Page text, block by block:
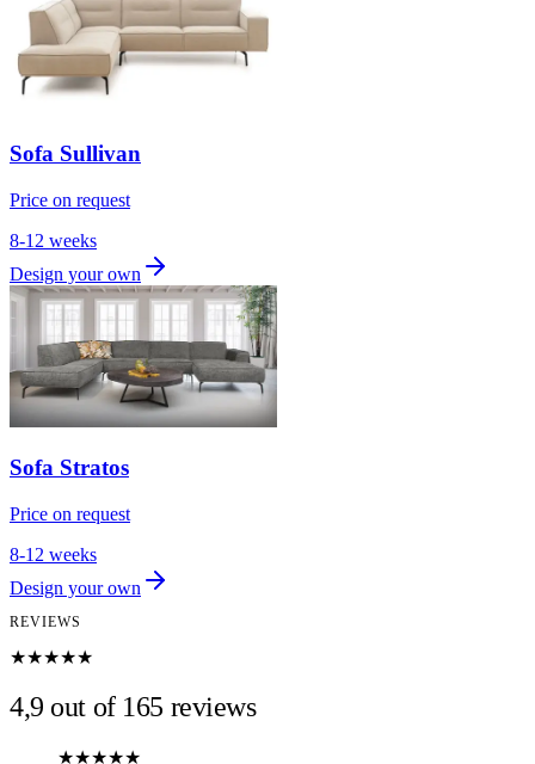
Sofa Sullivan
Price on request
8-12 weeks
Design your own
Sofa Stratos
Price on request
8-12 weeks
Design your own
REVIEWS
★★★★★
4,9 out of 165 reviews
★★★★★